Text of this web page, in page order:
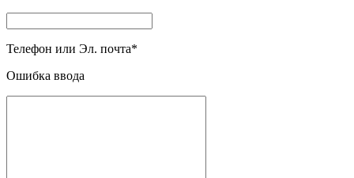
Телефон или Эл. почта*
Ошибка ввода